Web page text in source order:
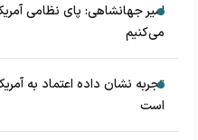
امیر جهانشاهی: پای نظامی
می‌کنیم
تجربه نشان داده اعتماد به
است